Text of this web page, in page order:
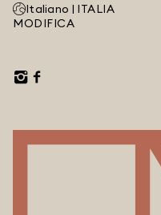
Italiano | ITALIA
MODIFICA